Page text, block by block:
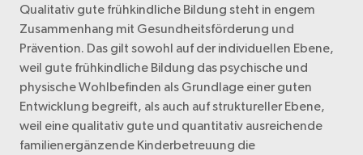
Qualitativ gute frühkindliche Bildung steht in engem
Zusammenhang mit Gesundheitsförderung und
Prävention. Das gilt sowohl auf der individuellen Ebene,
weil gute frühkindliche Bildung das psychische und
physische Wohlbefinden als Grundlage einer guten
Entwicklung begreift, als auch auf struktureller Ebene,
weil eine qualitativ gute und quantitativ ausreichende
familienergänzende Kinderbetreuung die